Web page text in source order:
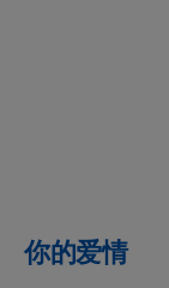
你的爱情